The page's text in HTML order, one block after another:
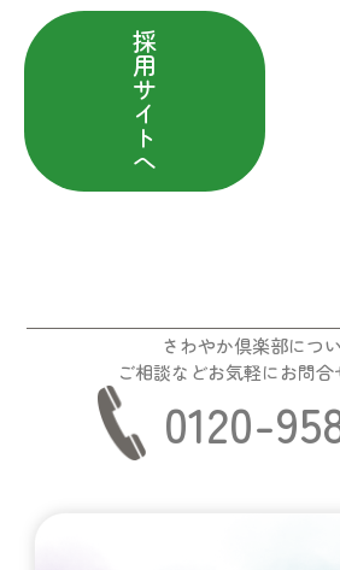
採
用
サ
イ
ト
へ
さわやか倶楽部につ
ご相談などお気軽にお問
0120-